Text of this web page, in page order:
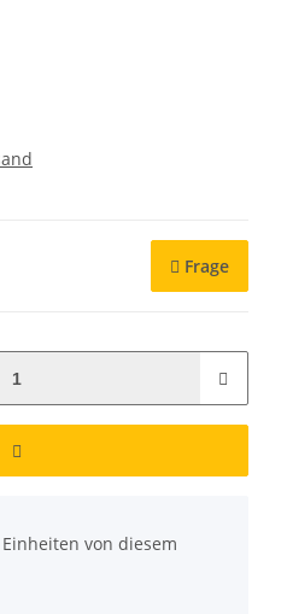
Frage
von diesem